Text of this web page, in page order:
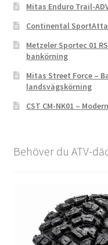
Mitas Enduro Trail-
Continental
Metzeler Sportec 01
bankörning
Mitas Street Force –
landsvägskörning
CST CM-NK01 –
Behöver du ATV-